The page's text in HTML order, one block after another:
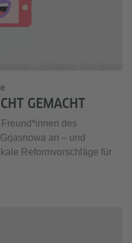
GEMACHT
des
an – und
Reformvorschläge für